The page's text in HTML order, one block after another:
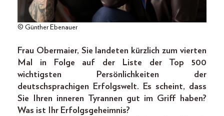
© Günther Ebenauer
Frau Obermaier, Sie landeten kürzlich zum vierten
Mal in Folge auf der Liste der Top 500
wichtigsten Persönlichkeiten der
deutschsprachigen Erfolgswelt. Es scheint, dass
Sie Ihren inneren Tyrannen gut im Griff haben?
Was ist Ihr Erfolgsgeheimnis?